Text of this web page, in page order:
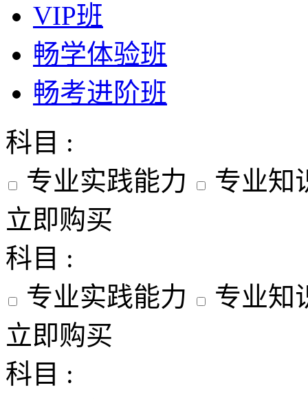
VIP班
畅学体验班
畅考进阶班
科目 :
专业实践能力
专业知
立即购买
科目 :
专业实践能力
专业知
立即购买
科目 :